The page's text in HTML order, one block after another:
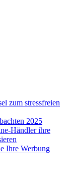
zum stressfreien
2025
Händler ihre
Ihre Werbung